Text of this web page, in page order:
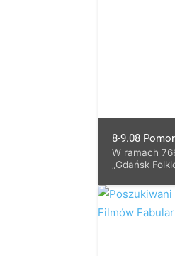
8-9.08
W ramach
„Gdańsk